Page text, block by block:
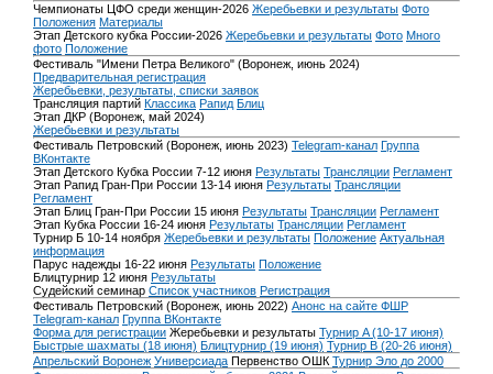
Чемпионаты ЦФО среди женщин-2026 Жеребьевки и результаты Фото
Положения Материалы
Этап Детского кубка России-2026 Жеребьевки и результаты Фото Много
фото Положение
Фестиваль "Имени Петра Великого" (Воронеж, июнь 2024)
Предварительная регистрация
Жеребьевки, результаты, списки заявок
Трансляция партий Классика Рапид Блиц
Этап ДКР (Воронеж, май 2024)
Жеребьевки и результаты
Фестиваль Петровский (Воронеж, июнь 2023) Telegram-канал Группа
ВКонтакте
Этап Детского Кубка России 7-12 июня Результаты Трансляции Регламент
Этап Рапид Гран-При России 13-14 июня Результаты Трансляции
Регламент
Этап Блиц Гран-При России 15 июня Результаты Трансляции Регламент
Этап Кубка России 16-24 июня Результаты Трансляции Регламент
Турнир Б 10-14 ноября Жеребьевки и результаты Положение Актуальная
информация
Парус надежды 16-22 июня Результаты Положение
Блицтурнир 12 июня Результаты
Судейский семинар Список участников Регистрация
Фестиваль Петровский (Воронеж, июнь 2022) Анонс на сайте ФШР
Telegram-канал Группа ВКонтакте
Форма для регистрации Жеребьевки и результаты Турнир A (10-17 июня)
Быстрые шахматы (18 июня) Блицтурнир (19 июня) Турнир B (20-26 июня)
Апрельский Воронеж Универсиада Первенство ОШК Турнир Эло до 2000